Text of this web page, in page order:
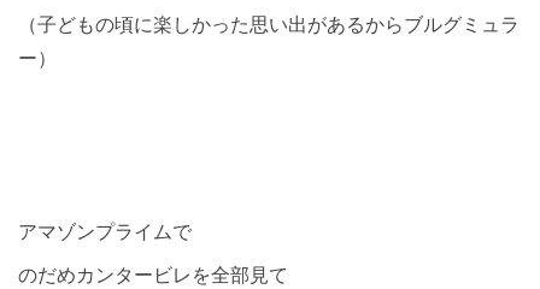
（子どもの頃に楽しかった思い出があるからブルグミュラ
ー）
アマゾンプライムで
のだめカンタービレを全部見て